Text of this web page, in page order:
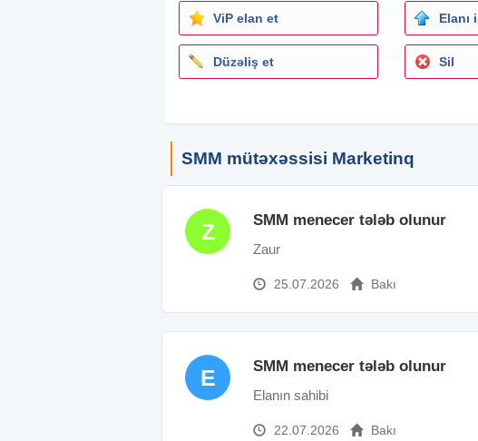
ViP elan et Elanı
Düzəliş et Sil
SMM mütəxəssisi Marketinq
Z SMM menecer tələb olunur
Zaur
25.07.2026 Bakı
E SMM menecer tələb olunur
Elanın sahibi
22.07.2026 Bakı